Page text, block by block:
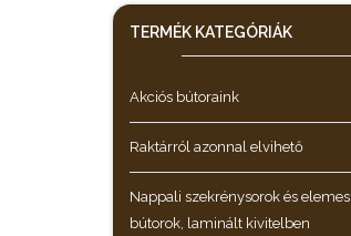
TERMÉK KATEGÓRIÁK
Akciós bútoraink
Raktárról azonnal elvihető
Nappali szekrénysorok és elemes
bútorok, laminált kivitelben